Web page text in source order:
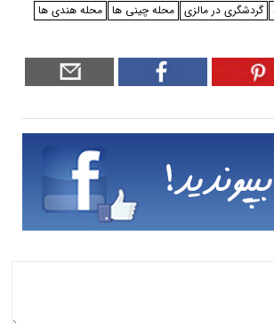
گردشگری در مالزی محله چینی ها محله هندی ها